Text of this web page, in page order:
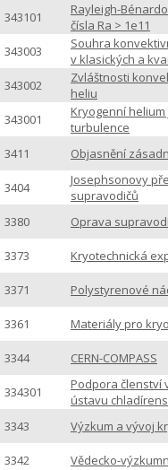
343101
Rayleigh-
čísla Ra > 1e11
343003
Souhra
v klasických a
343002
Zvláštnosti
heliu
343001
Kryogenní
turbulence
3411
Objasnění
3404
Josephsonovy
supravodičů
3380
Oprava
3373 Kryotechnická
3371 Polystyrenové
3361 Materiály pro
3344 CERN-COMPASS
334301
Podpora členství
ústavu
3343
Výzkum a vývoj
3342 Vědecko-